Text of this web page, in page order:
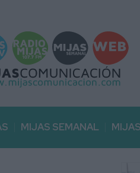
MIJAS SEMANAL